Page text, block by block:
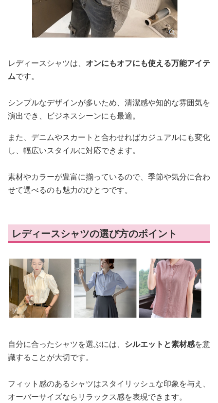
レディースシャツは、 オンにもオフにも使える万能アイテ
ムです。
シンプルなデザインが多いため、清潔感や知的な雰囲気を
演出でき、ビジネスシーンにも最適。
また、デニムやスカートと合わせればカジュアルにも変化
し、幅広いスタイルに対応できます。
素材やカラーが豊富に揃っているので、季節や気分に合わ
せて選べるのも魅力のひとつです。
レディースシャツの選び方のポイント
自分に合ったシャツを選ぶには、 シルエットと素材感を意
識することが大切です。
フィット感のあるシャツはスタイリッシュな印象を与え、
オーバーサイズならリラックス感を表現できます。